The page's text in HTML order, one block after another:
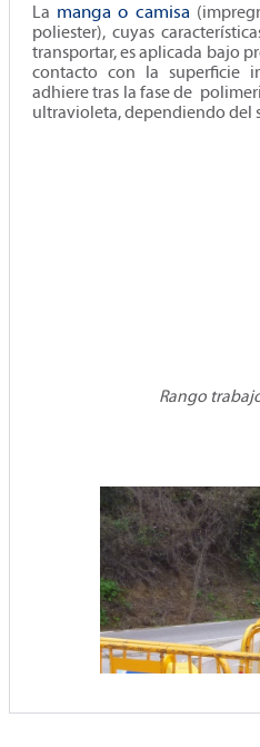
La manga o camisa
poliester), cuyas
transportar, es aplicada bajo
contacto con la superficie
adhiere tras la fase de
ultravioleta, dependiendo del
Rango